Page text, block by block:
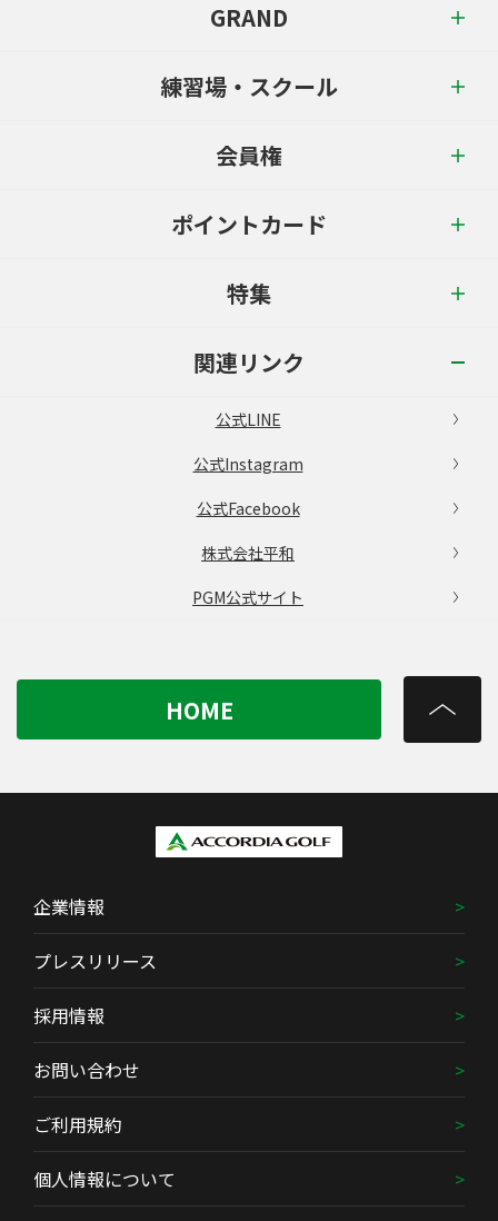
GRAND
練習場・スクール
会員権
ポイントカード
特集
関連リンク
公式LINE
公式Instagram
公式Facebook
株式会社平和
PGM公式サイト
HOME
企業情報
プレスリリース
採用情報
お問い合わせ
ご利用規約
個人情報について